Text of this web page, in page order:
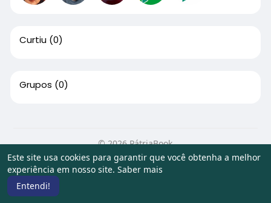
Este site usa cookies para garantir que você obtenha a melhor
experiência em nosso site. Saber mais
Entendi!
Curtiu (0)
Grupos (0)
© 2026 PátriaBook
Início
Sobre Contato Privacidade
Termos de Uso
Artigos